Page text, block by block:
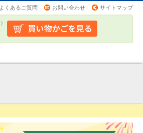
よくあるご質問 お問い合わせ サイトマップ
）